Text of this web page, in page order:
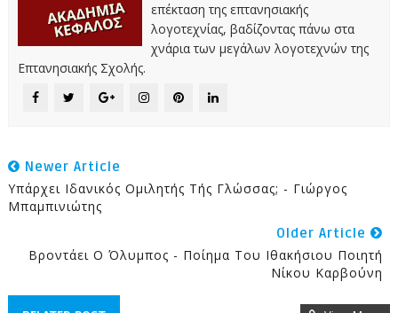
επέκταση της επτανησιακής
λογοτεχνίας, βαδίζοντας πάνω στα
χνάρια των μεγάλων λογοτεχνών της
Επτανησιακής Σχολής.
Newer Article
Υπάρχει Ιδανικός Ομιλητής Τής Γλώσσας; - Γιώργος
Μπαμπινιώτης
Older Article
Βροντάει Ο Όλυμπος - Ποίημα Του Ιθακήσιου Ποιητή
Νίκου Καρβούνη